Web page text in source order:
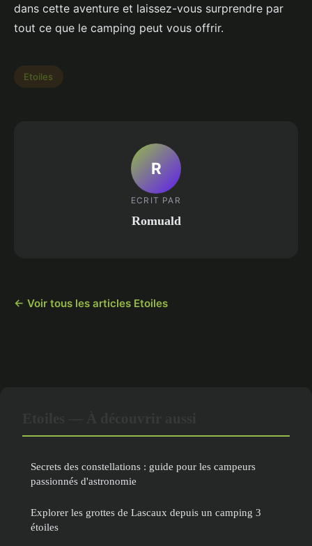
dans cette aventure et laissez-vous surprendre par
tout ce que le camping peut vous offrir.
Etoiles
R
ECRIT PAR
Romuald
← Voir tous les articles Etoiles
Secrets des constellations : guide pour les campeurs
passionnés d'astronomie
Explorer les grottes de Lascaux depuis un camping 3
étoiles